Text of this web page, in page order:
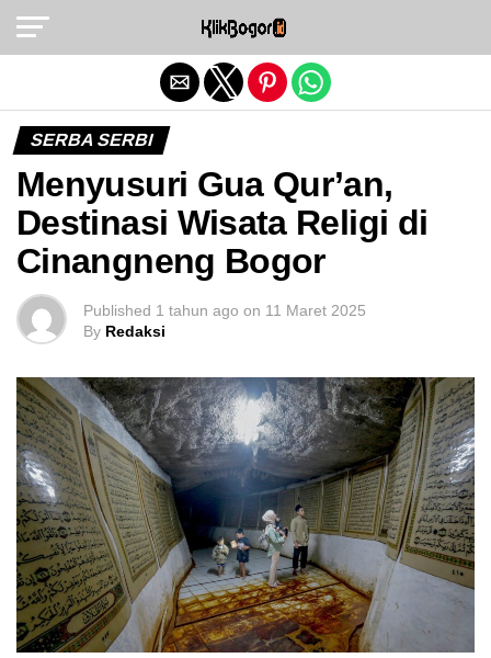
SERBA SERBI
Menyusuri Gua Qur’an,
Destinasi Wisata Religi di
Cinangneng Bogor
Published 1 tahun ago on 11 Maret 2025
By Redaksi
Exit mobile version